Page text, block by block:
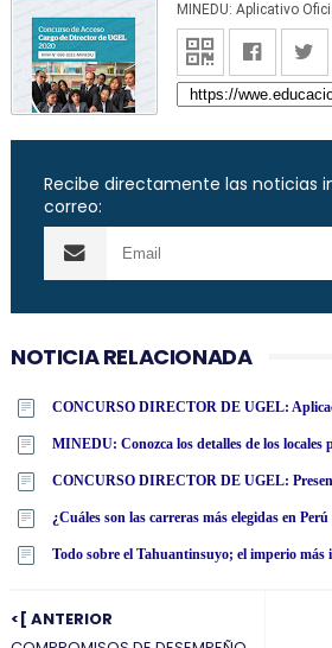
Recibe directamente las noticias
correo:
NOTICIA RELACIONADA
¿Cuáles son las carreras más elegidas en
<[ ANTERIOR